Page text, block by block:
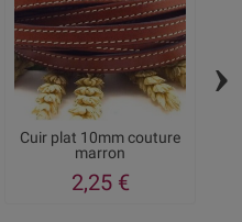
Cuir plat 10mm couture
marron
2,25 €
›